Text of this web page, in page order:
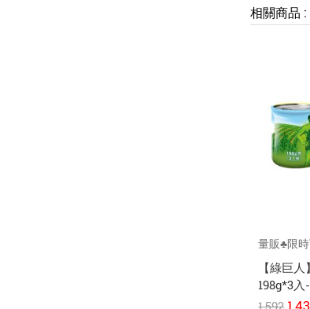
相關商品 :
量販♣限
【綠巨
198g*3